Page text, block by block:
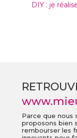
DIY : je
Parce que nous
proposons bien
rembourser les